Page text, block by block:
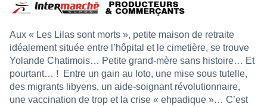
Aux « Les Lilas sont morts », petite maison de retraite
idéalement située entre l’hôpital et le cimetière, se trouve
Yolande Chatimois… Petite grand-mère sans histoire… Et
pourtant… !
Entre un gain au loto, une mise sous tutelle,
des migrants libyens, un aide-soignant révolutionnaire,
une vaccination de trop et la crise « ehpadique »… C’est